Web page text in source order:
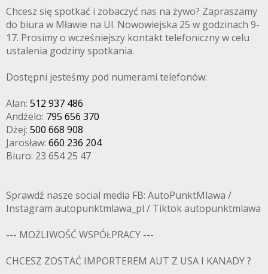
Chcesz się spotkać i zobaczyć nas na żywo? Zapraszamy
do biura w Mławie na Ul. Nowowiejska 25 w godzinach 9-
17. Prosimy o wcześniejszy kontakt telefoniczny w celu
ustalenia godziny spotkania.
Dostępni jesteśmy pod numerami telefonów:
Alan: 512 937 486
Andżelo: 795 656 370
Dżej: 500 668 908
Jarosław: 660 236 204
Biuro: 23 654 25 47
Sprawdź nasze social media FB: AutoPunktMlawa /
Instagram autopunktmlawa_pl / Tiktok autopunktmlawa
--- MOŻLIWOŚĆ WSPÓŁPRACY ---
CHCESZ ZOSTAĆ IMPORTEREM AUT Z USA I KANADY ?